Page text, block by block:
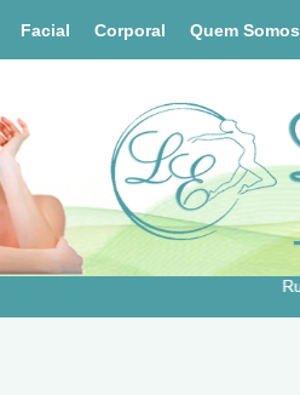
Facial Corporal Quem Somos